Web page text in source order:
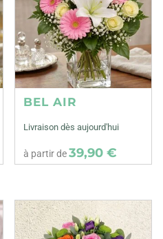
BEL AIR
Livraison dès aujourd'hui
à partir de39,90 €